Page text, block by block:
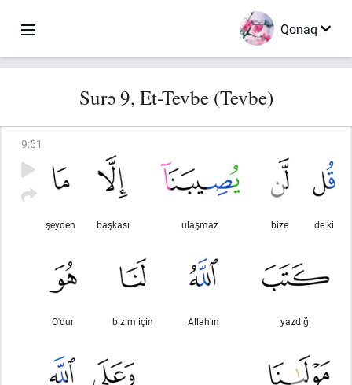
Qonaq
Surə 9, Et-Tevbe (Tevbe)
9:51
de ki
bize
ulaşmaz
başkası
şeyden
yazdığı
Allah'ın
bizim için
O'dur